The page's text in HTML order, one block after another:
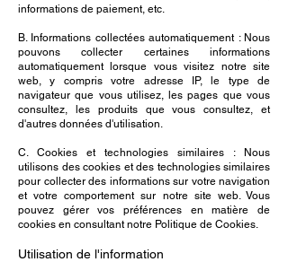
informations de paiement, etc.
B. Informations collectées automatiquement : Nous
pouvons collecter certaines informations
automatiquement lorsque vous visitez notre site
web, y compris votre adresse IP, le type de
navigateur que vous utilisez, les pages que vous
consultez, les produits que vous consultez, et
d'autres données d'utilisation.
C. Cookies et technologies similaires : Nous
utilisons des cookies et des technologies similaires
pour collecter des informations sur votre navigation
et votre comportement sur notre site web. Vous
pouvez gérer vos préférences en matière de
cookies en consultant notre Politique de Cookies.
Utilisation de l'information